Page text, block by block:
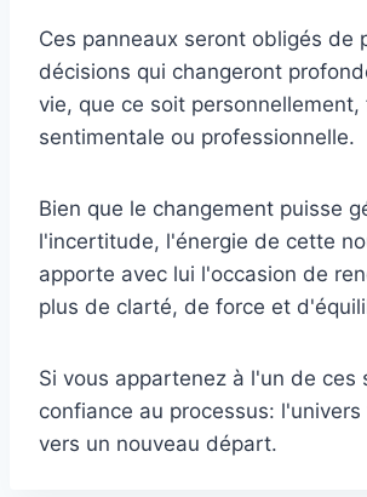
Ces panneaux seront obligés de
décisions qui changeront
vie, que ce soit personnellement,
sentimentale ou professionnelle.
Bien que le changement puisse
l'incertitude, l'énergie de cette
apporte avec lui l'occasion de
plus de clarté, de force et
Si vous appartenez à l'un de ces
confiance au processus:
vers un nouveau départ.